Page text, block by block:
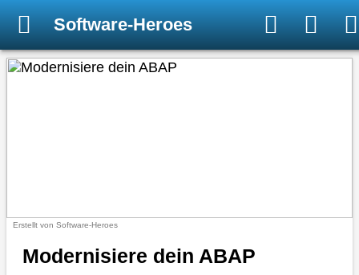
Software-Heroes
Erstellt von Software-Heroes
Modernisiere dein ABAP